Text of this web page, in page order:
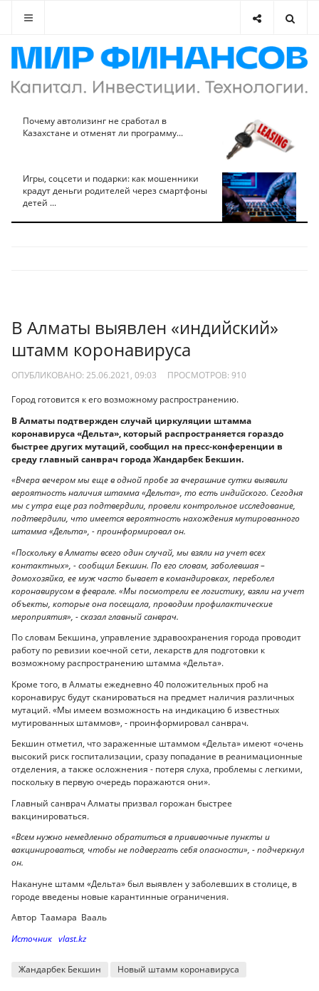
Почему автолизинг не сработал в
Казахстане и отменят ли программу...
Игры, соцсети и подарки: как мошенники
крадут деньги родителей через смартфоны
детей ...
В Алматы выявлен «индийский»
штамм коронавируса
ОПУБЛИКОВАНО: 25.06.2021, 09:03 ПРОСМОТРОВ: 910
Город готовится к его возможному распространению.
В Алматы подтвержден случай циркуляции штамма
коронавируса «Дельта», который распространяется гораздо
быстрее других мутаций, сообщил на пресс-конференции в
среду главный санврач города Жандарбек Бекшин.
«Вчера вечером мы еще в одной пробе за вчерашние сутки выявили
вероятность наличия штамма «Дельта», то есть индийского. Сегодня
мы с утра еще раз подтвердили, провели контрольное исследование,
подтвердили, что имеется вероятность нахождения мутированного
штамма «Дельта», - проинформировал он.
«Поскольку в Алматы всего один случай, мы взяли на учет всех
контактных», - сообщил Бекшин. По его словам, заболевшая –
домохозяйка, ее муж часто бывает в командировках, переболел
коронавирусом в феврале. «Мы посмотрели ее логистику, взяли на учет
объекты, которые она посещала, проводим профилактические
мероприятия», - сказал главный санврач.
По словам Бекшина, управление здравоохранения города проводит
работу по ревизии коечной сети, лекарств для подготовки к
возможному распространению штамма «Дельта».
Кроме того, в Алматы ежедневно 40 положительных проб на
коронавирус будут сканироваться на предмет наличия различных
мутаций. «Мы имеем возможность на индикацию 6 известных
мутированных штаммов», - проинформировал санврач.
Бекшин отметил, что зараженные штаммом «Дельта» имеют «очень
высокий риск госпитализации, сразу попадание в реанимационные
отделения, а также осложнения - потеря слуха, проблемы с легкими,
поскольку в первую очередь поражаются они».
Главный санврач Алматы призвал горожан быстрее
вакцинироваться.
«Всем нужно немедленно обратиться в прививочные пункты и
вакцинироваться, чтобы не подвергать себя опасности», - подчеркнул
он.
Накануне штамм «Дельта» был выявлен у заболевших в столице, в
городе введены новые карантинные ограничения.
Автор Таамара Вааль
Источник vlast.kz
Жандарбек Бекшин Новый штамм коронавируса